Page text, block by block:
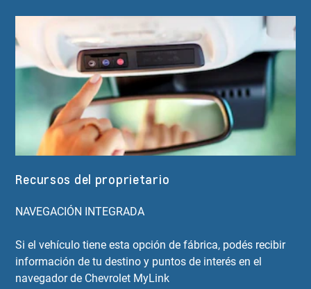
Recursos del proprietario
NAVEGACIÓN INTEGRADA
Si el vehículo tiene esta opción de fábrica, podés recibir
información de tu destino y puntos de interés en el
navegador de Chevrolet MyLink